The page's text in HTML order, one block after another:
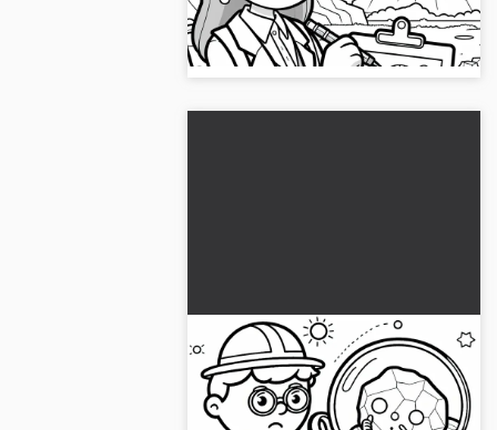
Last det ned gratis nå og fargelegg
online!...
Geolog undersøker steiner
med lupe – Malemalingsark
enkel gratis
Dykk inn i geologiens verden med